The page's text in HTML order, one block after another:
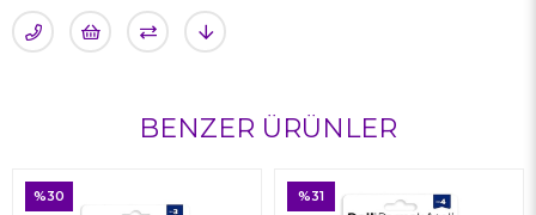
BENZER ÜRÜNLER